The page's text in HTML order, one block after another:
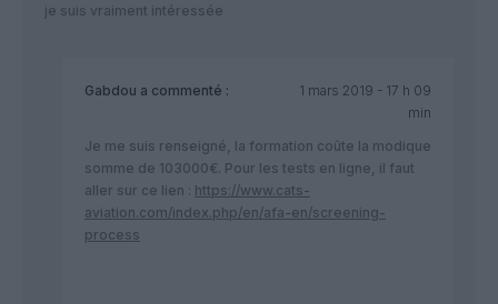
je suis vraiment intéressée
Gabdou a commenté :
1 mars 2019 - 17 h 09
min
Je me suis renseigné, la formation coûte la modique
somme de 103000€. Pour les tests en ligne, il faut
aller sur ce lien : https://www.cats-
aviation.com/index.php/en/afa-en/screening-
process